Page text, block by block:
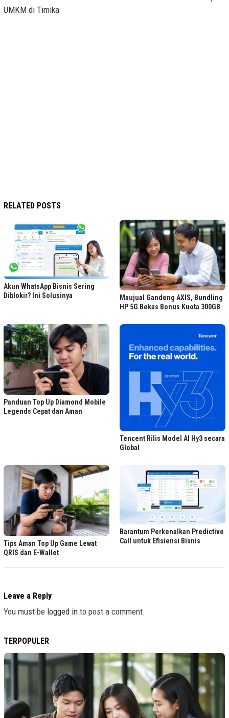
UMKM di Timika
RELATED POSTS
Akun WhatsApp Bisnis Sering
Diblokir? Ini Solusinya
Maujual Gandeng AXIS, Bundling
HP 5G Bekas Bonus Kuota 300GB
Panduan Top Up Diamond Mobile
Legends Cepat dan Aman
Tencent Rilis Model AI Hy3 secara
Global
Tips Aman Top Up Game Lewat
QRIS dan E-Wallet
Barantum Perkenalkan Predictive
Call untuk Efisiensi Bisnis
Leave a Reply
You must be logged in to post a comment.
TERPOPULER